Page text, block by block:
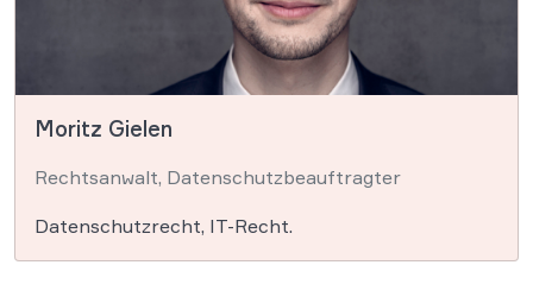
Moritz Gielen
Rechtsanwalt, Datenschutzbeauftragter
Datenschutzrecht, IT-Recht.